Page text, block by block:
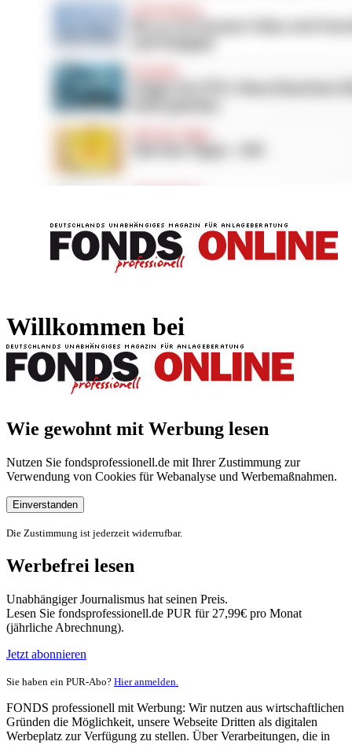
Willkommen bei
Wie gewohnt mit Werbung lesen
Nutzen Sie fondsprofessionell.de mit Ihrer Zustimmung zur
Verwendung von Cookies für Webanalyse und Werbemaßnahmen.
Einverstanden
Die Zustimmung ist jederzeit widerrufbar.
Werbefrei lesen
Unabhängiger Journalismus hat seinen Preis.
Lesen Sie fondsprofessionell.de PUR für 27,99€ pro Monat
(jährliche Abrechnung).
Jetzt abonnieren
Sie haben ein PUR-Abo? Hier anmelden.
FONDS professionell mit Werbung: Wir nutzen aus wirtschaftlichen
Gründen die Möglichkeit, unsere Webseite Dritten als digitalen
Werbeplatz zur Verfügung zu stellen. Über Verarbeitungen, die in